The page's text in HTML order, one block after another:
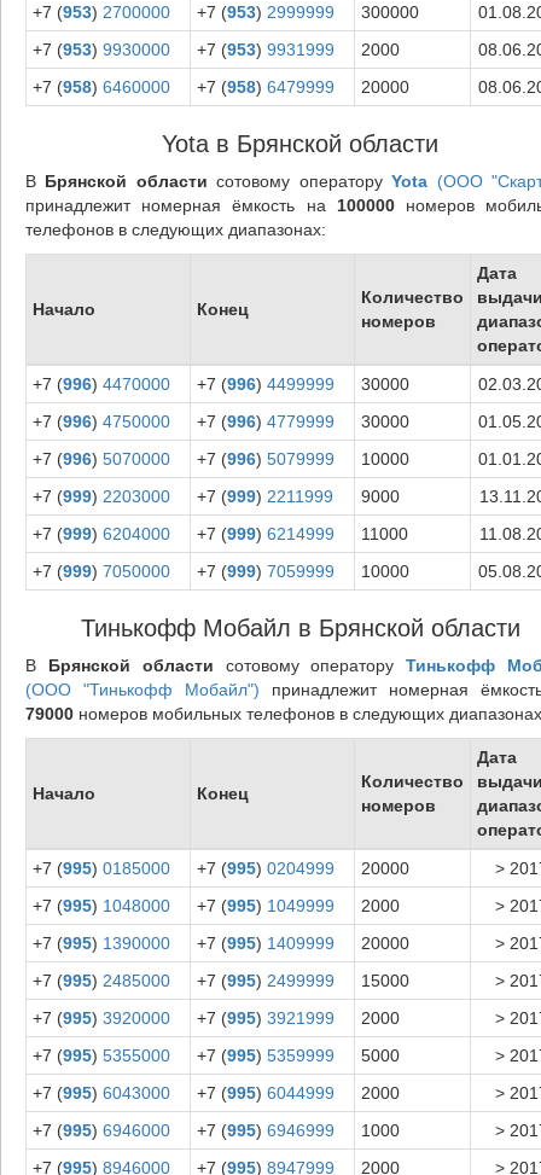
+7 (953) 2700000 +7 (953) 2999999 300000
+7 (953) 9930000 +7 (953) 9931999 2000
+7 (958) 6460000 +7 (958) 6479999 20000
Yota в Брянской области
В Брянской области сотовому операторуYota (ООО
принадлежит номерная ёмкость на 100000номеров
телефонов в следующих диапазонах:
Начало Конец
Количество
номеров
Дата
+7 (996) 4470000 +7 (996) 4499999 30000
+7 (996) 4750000 +7 (996) 4779999 30000
+7 (996) 5070000 +7 (996) 5079999 10000
+7 (999) 2203000 +7 (999) 2211999 9000
+7 (999) 6204000 +7 (999) 6214999 11000
+7 (999) 7050000 +7 (999) 7059999 10000
Тинькофф Мобайл в Брянской области
В Брянской области сотовому операторуТинькофф
(ООО "Тинькофф Мобайл") принадлежит номерная
79000номеров мобильных телефонов в следующих
Начало Конец
Количество
номеров
Дата
+7 (995) 0185000 +7 (995) 0204999 20000
>
+7 (995) 1048000 +7 (995) 1049999 2000
>
+7 (995) 1390000 +7 (995) 1409999 20000
>
+7 (995) 2485000 +7 (995) 2499999 15000
>
+7 (995) 3920000 +7 (995) 3921999 2000
>
+7 (995) 5355000 +7 (995) 5359999 5000
>
+7 (995) 6043000 +7 (995) 6044999 2000
>
+7 (995) 6946000 +7 (995) 6946999 1000
>
+7 (995) 8946000 +7 (995) 8947999 2000
>